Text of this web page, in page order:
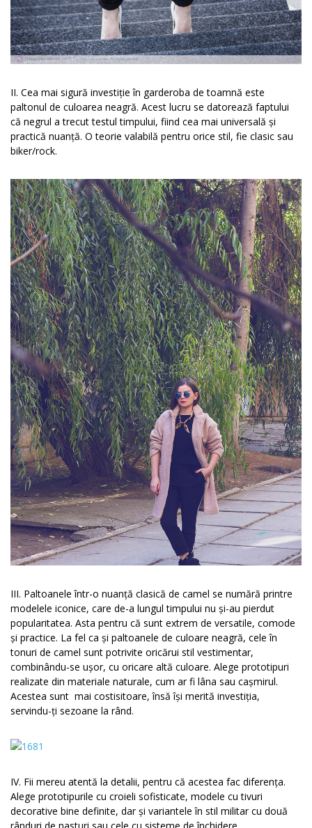
II. Cea mai sigură investiție în garderoba de toamnă este
paltonul de culoarea neagră. Acest lucru se datorează faptului
că negrul a trecut testul timpului, fiind cea mai universală și
practică nuanță. O teorie valabilă pentru orice stil, fie clasic sau
biker/rock.
III. Paltoanele într-o nuanță clasică de camel se numără printre
modelele iconice, care de-a lungul timpului nu și-au pierdut
popularitatea. Asta pentru că sunt extrem de versatile, comode
și practice. La fel ca și paltoanele de culoare neagră, cele în
tonuri de camel sunt potrivite oricărui stil vestimentar,
combinându-se ușor, cu oricare altă culoare. Alege prototipuri
realizate din materiale naturale, cum ar fi lâna sau cașmirul.
Acestea sunt mai costisitoare, însă își merită investiția,
servindu-ți sezoane la rând.
IV. Fii mereu atentă la detalii, pentru că acestea fac diferența.
Alege prototipurile cu croieli sofisticate, modele cu tivuri
decorative bine definite, dar și variantele în stil militar cu două